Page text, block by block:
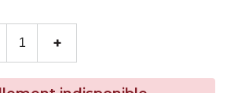
+